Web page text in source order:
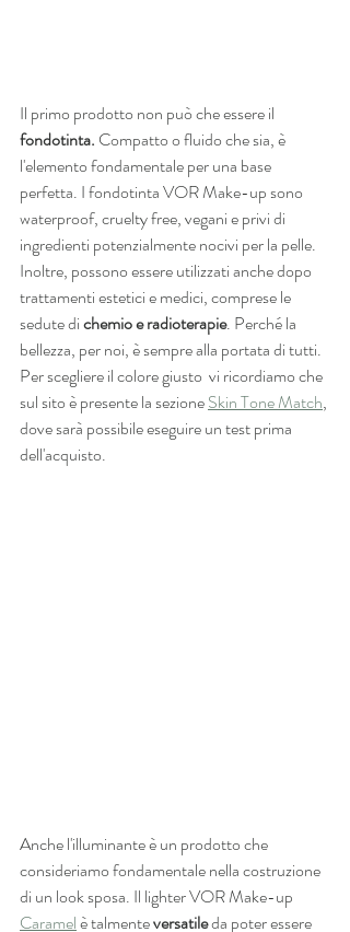
Il primo prodotto non può che essere il
fondotinta. Compatto o fluido che sia, è
l'elemento fondamentale per una base
perfetta. I fondotinta VOR Make-up sono
waterproof, cruelty free, vegani e privi di
ingredienti potenzialmente nocivi per la pelle.
Inoltre, possono essere utilizzati anche dopo
trattamenti estetici e medici, comprese le
sedute di chemio e radioterapie. Perché la
bellezza, per noi, è sempre alla portata di tutti.
Per scegliere il colore giusto  vi ricordiamo che
sul sito è presente la sezione Skin Tone Match,
dove sarà possibile eseguire un test prima
dell'acquisto.
Anche l'illuminante è un prodotto che
consideriamo fondamentale nella costruzione
di un look sposa. Il lighter VOR Make-up
Caramel è talmente versatile da poter essere